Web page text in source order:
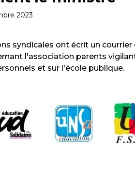
2023
syndicales ont écrit un
l'association parents
et sur l'école publique.